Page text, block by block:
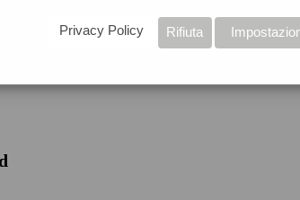
Rifiuta
Privacy Policy